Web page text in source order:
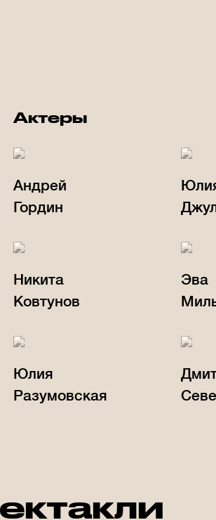
Актеры
Андрей
Гордин
Никита
Ковтунов
Эва
Юлия
Разумовская